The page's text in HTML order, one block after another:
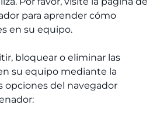
para aprender cómo
en su equipo.
bloquear o eliminar las
su equipo mediante la
opciones del navegador